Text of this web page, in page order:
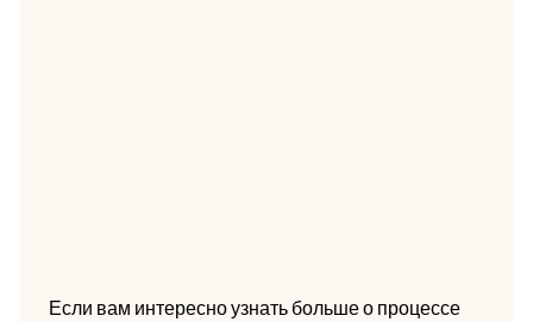
Если вам интересно узнать больше о процессе